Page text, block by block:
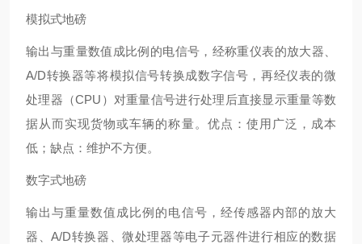
模拟式地磅
输出与重量数值成比例的电信号，经称重仪表的放大器、
A/D转换器等将模拟信号转换成数字信号，再经仪表的微
处理器（CPU）对重量信号进行处理后直接显示重量等数
据从而实现货物或车辆的称量。优点：使用广泛，成本
低；缺点：维护不方便。
数字式地磅
输出与重量数值成比例的电信号，经传感器内部的放大
器、A/D转换器、微处理器等电子元器件进行相应的数据